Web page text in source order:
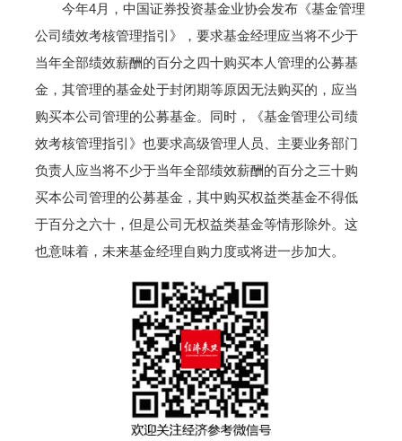
今年4月，中国证券投资基金业协会发布《基金管理
公司绩效考核管理指引》，要求基金经理应当将不少于
当年全部绩效薪酬的百分之四十购买本人管理的公募基
金，其管理的基金处于封闭期等原因无法购买的，应当
购买本公司管理的公募基金。同时，《基金管理公司绩
效考核管理指引》也要求高级管理人员、主要业务部门
负责人应当将不少于当年全部绩效薪酬的百分之三十购
买本公司管理的公募基金，其中购买权益类基金不得低
于百分之六十，但是公司无权益类基金等情形除外。这
也意味着，未来基金经理自购力度或将进一步加大。